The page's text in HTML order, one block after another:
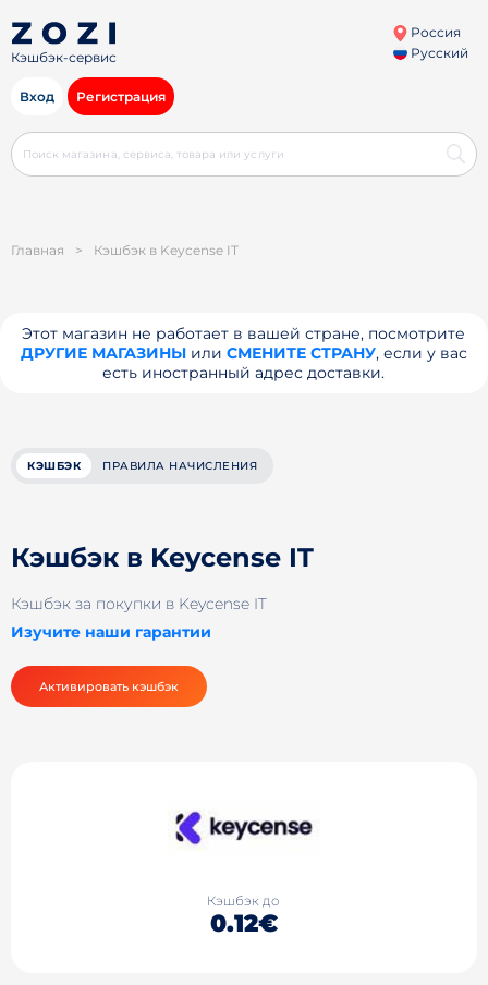
Кэшбэк-сервис
Россия
Русский
Вход Регистрация
Главная > Кэшбэк в Keycense IT
Этот магазин не работает в вашей стране, посмотрите
ДРУГИЕ МАГАЗИНЫили СМЕНИТЕ СТРАНУ, если у вас
есть иностранный адрес доставки.
КЭШБЭК ПРАВИЛА НАЧИСЛЕНИЯ
Кэшбэк в Keycense IT
Кэшбэк за покупки в Keycense IT
Изучите наши гарантии
Активировать кэшбэк
Кэшбэк до
0.12€